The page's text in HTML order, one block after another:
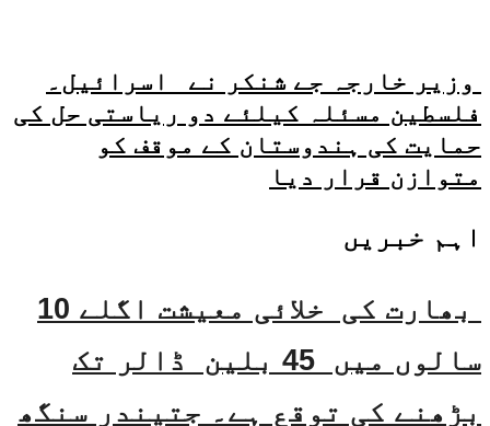
وزیر خارجہ جے شنکر نے اسرائیل۔
فلسطین مسئلہ کیلئے دو ریاستی حل کی
حمایت کی ہندوستان کے موقف کو
متوازن قرار دیا
اہم خبریں
بھارت کی خلائی معیشت اگلے 10
سالوں میں 45 بلین ڈالر تک
بڑھنے کی توقع ہے۔ جتیندر سنگھ